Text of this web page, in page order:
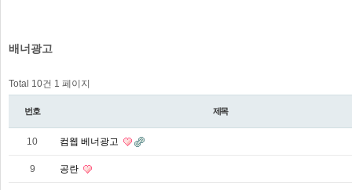
배너광고
Total 10건 1 페이지
번호 제목
10 컴웹 베너광고
9 공란